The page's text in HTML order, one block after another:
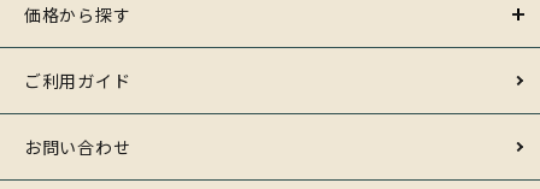
価格から探す
ご利用ガイド
お問い合わせ